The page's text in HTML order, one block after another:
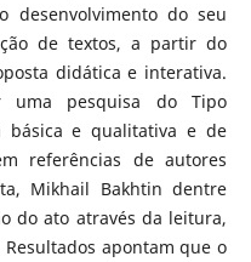
desenvolvimento do seu
de textos, a partir do
didática e interativa.
uma pesquisa do Tipo
básica e qualitativa e de
referências de autores
Mikhail Bakhtin dentre
do ato através da leitura,
apontam que o